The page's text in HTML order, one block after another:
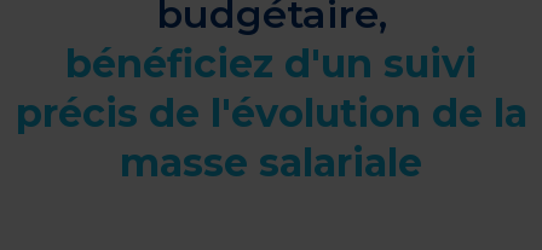
budgétaire,
bénéficiez d'un suivi
précis de l'évolution de la
masse salariale